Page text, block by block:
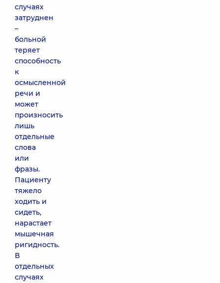
случаях
затруднен
–
больной
теряет
способность
к
осмысленной
речи и
может
произносить
лишь
отдельные
слова
или
фразы.
Пациенту
тяжело
ходить и
сидеть,
нарастает
мышечная
ригидность.
В
отдельных
случаях